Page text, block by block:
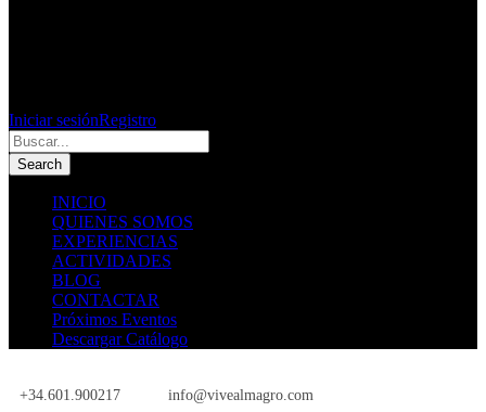
Iniciar sesiónRegistro
INICIO
QUIENES SOMOS
EXPERIENCIAS
ACTIVIDADES
BLOG
CONTACTAR
Próximos Eventos
Descargar Catálogo
+34.601.900217
info@vivealmagro.com